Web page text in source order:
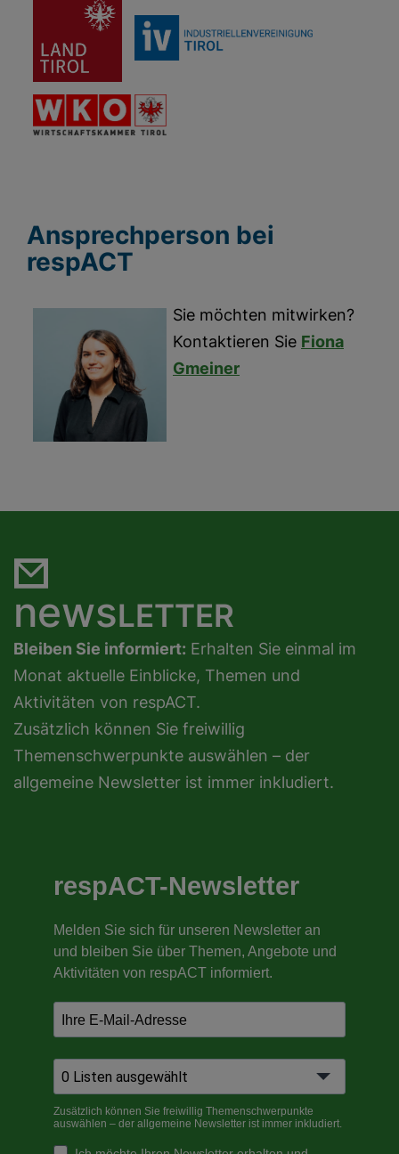
Ansprechperson bei
respACT
Sie möchten mitwirken?
Kontaktieren Sie Fiona
Gmeiner
newsLETTER
Bleiben Sie informiert: Erhalten Sie einmal im
Monat aktuelle Einblicke, Themen und
Aktivitäten von respACT.
Zusätzlich können Sie freiwillig
Themenschwerpunkte auswählen – der
allgemeine Newsletter ist immer inkludiert.